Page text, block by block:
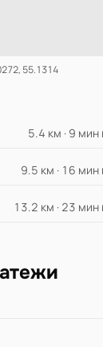
55.1314
5.4 км · 9
9.5 км · 16
13.2 км · 23